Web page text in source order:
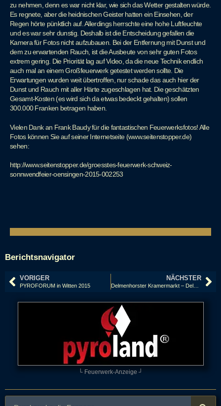
zu nehmen, denn es war nicht klar, wie sich das Wetter gestalten würde.
Es regnete, aber die heidnischen Geister hatten ein Einsehen, der
Regen hörte pünktlich auf. Allerdings herrschte eine hohe Luftfeuchte
und es war sehr dunstig. Deshalb ist die Entscheidung gefallen die
Kamera für Fotos nicht aufzubauen. Bei der Entfernung mit Dunst und
dem zu erwartenden Rauch, ist die Ausbeute von sehr guten Fotos
extrem gering. Die Priorität lag auf Video, da die neue Technik endlich
auch mal an einem Großfeuerwerk getestet werden sollte. Die
Erwartungen wurden weit übertroffen, nur schade das auch hier der
Dunst und Rauch mit aller Härte zugeschlagen hat. Die geschätzten
Gesamt-Kosten (es wird sich da etwas bedeckt gehalten) sollen
300.000 Franken betragen haben.
Vielen Dank an Frank Baudy für die fantastischen Feuerwerksfotos! Alle
Fotos können Sie auf seiner Internetseite (www.seitenstopper.de)
sehen:
http://www.seitenstopper.de/groesstes-feuerwerk-schweiz-
sonnwendfeier-oensingen-2015-002253
Berichtsnavigator
VORIGER
PYROFORUM in Witten 2015
NÄCHSTER
Delmenhorster Kramermarkt – Delmenhorst
└ Feuerwerk-Anzeige ┘